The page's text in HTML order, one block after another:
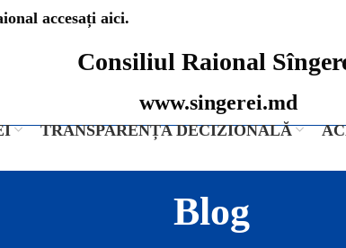
accesați aici.
Consiliul Raional
www.singerei.md
TRANSPARENȚA DECIZIONALĂ
Blog